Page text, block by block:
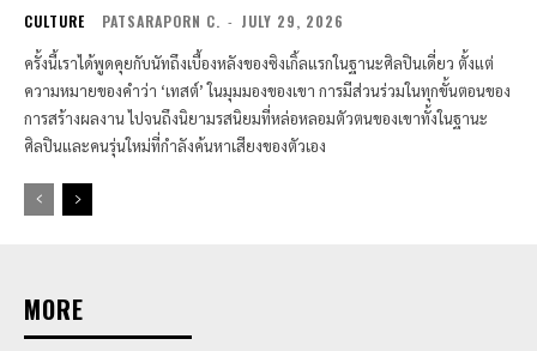
CULTURE PATSARAPORN C. - JULY 29, 2026
ครั้งนี้เราได้พูดคุยกับนัทถึงเบื้องหลังของซิงเกิ้ลแรกในฐานะศิลปินเดี่ยว ตั้งแต่
ความหมายของคำว่า ‘เทสต์’ ในมุมมองของเขา การมีส่วนร่วมในทุกขั้นตอนของ
การสร้างผลงาน ไปจนถึงนิยามรสนิยมที่หล่อหลอมตัวตนของเขาทั้งในฐานะ
ศิลปินและคนรุ่นใหม่ที่กำลังค้นหาเสียงของตัวเอง
MORE